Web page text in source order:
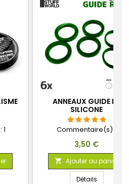
1
ANNEAUX GUIDE EN
SILICONE
Commentaire(s):
Prix
3,50 €
 Ajouter au panier
Détails